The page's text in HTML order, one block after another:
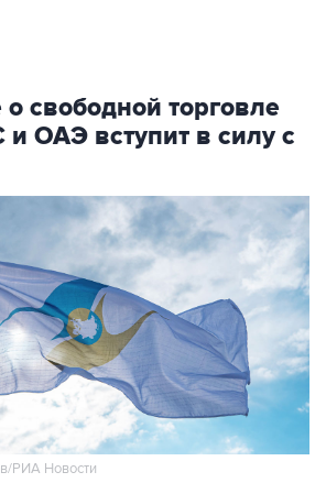
свободной торговле
ОАЭ вступит в силу с
РИА Новости
INTERFAX.RU - Датой